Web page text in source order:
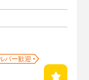
バー歓迎